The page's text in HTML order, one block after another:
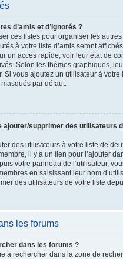
d’amis et d’ignorés ?
ces listes pour organiser les
à votre liste d’amis seront
un accès rapide, voir leur état de
Selon les thèmes graphiques,
Si vous ajoutez un utilisateur à votre
par défaut.
ajouter/supprimer des utilisateurs
des utilisateurs à votre liste de
il y a un lien pour l’ajouter
votre panneau de l’utilisateur,
en saisissant leur nom
des utilisateurs de votre liste
les forums
dans les forums ?
à rechercher dans la zone de